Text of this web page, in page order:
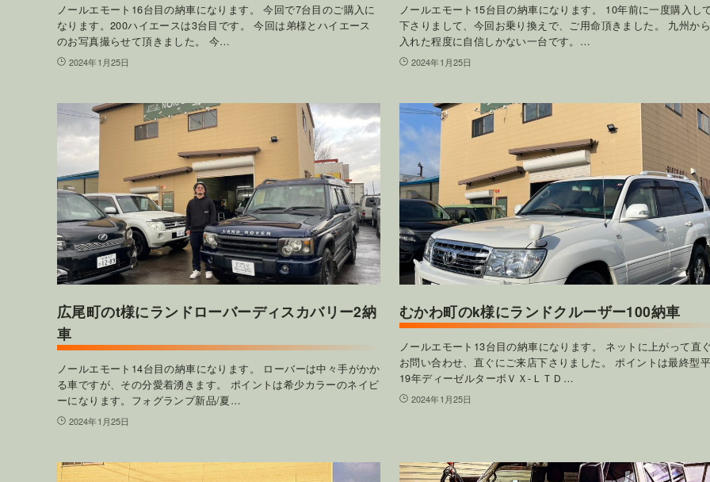
ノールエモート16台目の納車になります。 今回で7台目のご購入に
なります。200ハイエースは3台目です。 今回は弟様とハイエース
のお写真撮らせて頂きました。 今…
2024年1月25日
ノールエモート15台目の納車になります。 10年前に一度購入し
下さりまして、今回お乗り換えで、ご用命頂きました。 九州か
入れた程度に自信しかない一台です。…
2024年1月25日
広尾町のt様にランドローバーディスカバリー2納
車
ノールエモート14台目の納車になります。 ローバーは中々手がかか
る車ですが、その分愛着湧きます。 ポイントは希少カラーのネイビ
ーになります。フォグランプ新品/夏…
2024年1月25日
むかわ町のk様にランドクルーザー100納車
ノールエモート13台目の納車になります。 ネットに上がって直
お問い合わせ、直ぐにご来店下さりました。 ポイントは最終型
19年ディーゼルターボＶＸ-ＬＴＤ…
2024年1月25日